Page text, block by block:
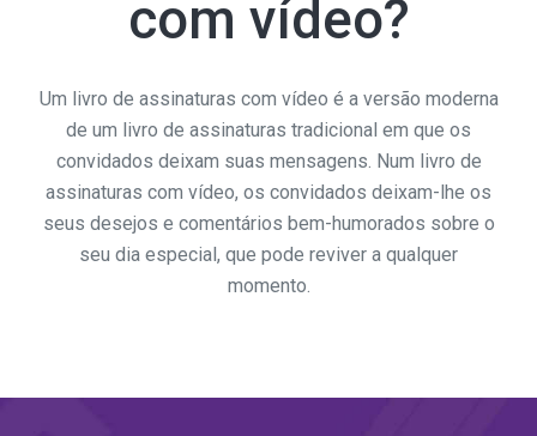
com vídeo?
Um livro de assinaturas com vídeo é a versão moderna
de um livro de assinaturas tradicional em que os
convidados deixam suas mensagens. Num livro de
assinaturas com vídeo, os convidados deixam-lhe os
seus desejos e comentários bem-humorados sobre o
seu dia especial, que pode reviver a qualquer
momento.